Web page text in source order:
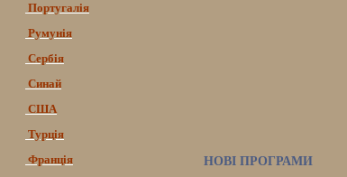
Португалія
Румунія
Сербія
Синай
США
Турція
Франція
НОВІ ПРОГРАМИ